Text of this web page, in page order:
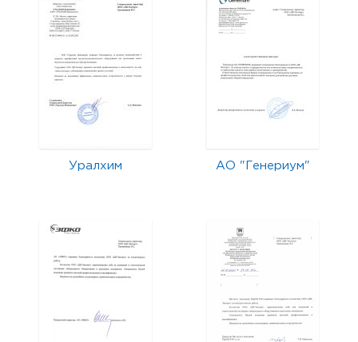
Уралхим АО "Генериум"